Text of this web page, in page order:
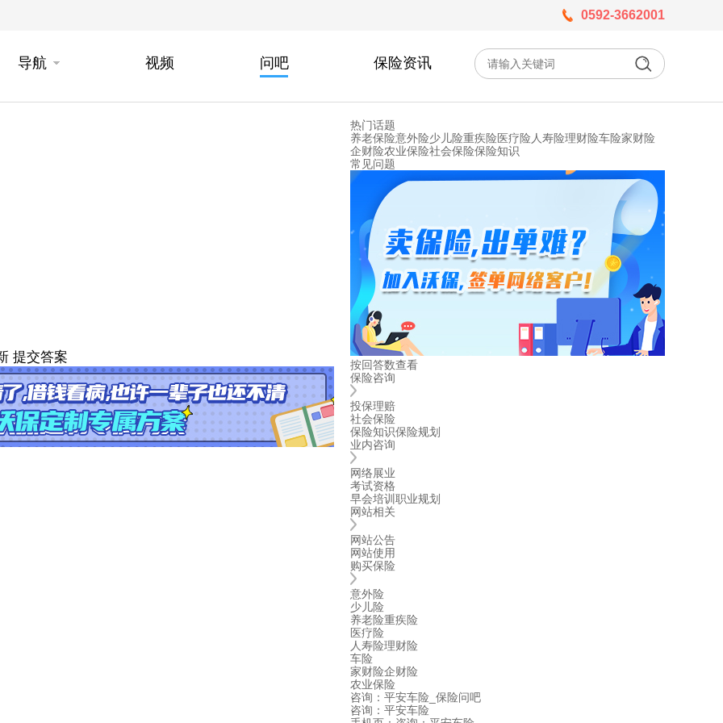
0592-3662001
导航 视频 问吧 保险资讯
提交答案
热门话题
养老保险意外险少儿险重疾险医疗险 人寿险理财险车险家财险
企财险农业保险社会保险保险知识
常见问题
按回答数查看
保险咨询
投保理赔
社会保险
保险知识保险规划
业内咨询
网络展业
考试资格
早会培训 职业规划
网站相关
网站公告
网站使用
购买保险
意外险
少儿险
养老险重疾险
医疗险
人寿险理财险
车险
家财险企财险
农业保险
咨询：平安车险_保险问吧
咨询：平安车险